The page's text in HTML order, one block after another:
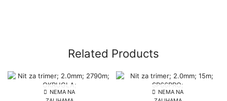
Related Products
NEMA NA
NEMA NA